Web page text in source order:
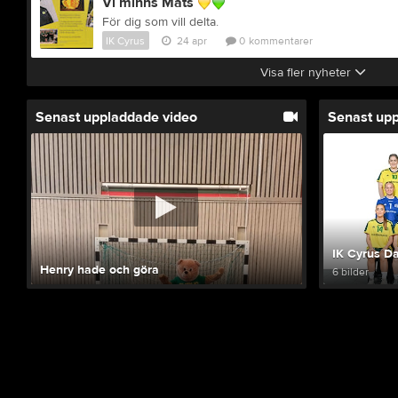
För dig som vill delta.
IK Cyrus 24 apr 0 kommentarer
Visa fler nyheter
Senast uppladdade video
Henry hade och göra
Senast
IK Cyrus
6 bilder